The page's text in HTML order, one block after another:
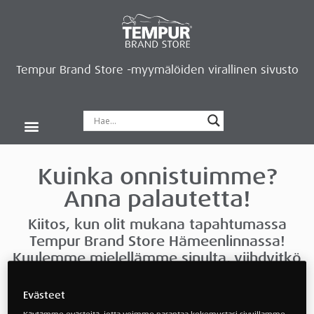
Tempur Brand Store -myymälöiden virallinen sivusto
Kuinka onnistuimme?
Anna palautetta!
Kiitos, kun olit mukana tapahtumassa
Tempur Brand Store Hämeenlinnassa!
Kuulemme mielellämme sinulta, viihdyitkö
lisätietoa uneen sekä palautumiseen. Jätä
palautteesi täyttämällä alla oleva lomake.
Evästeet